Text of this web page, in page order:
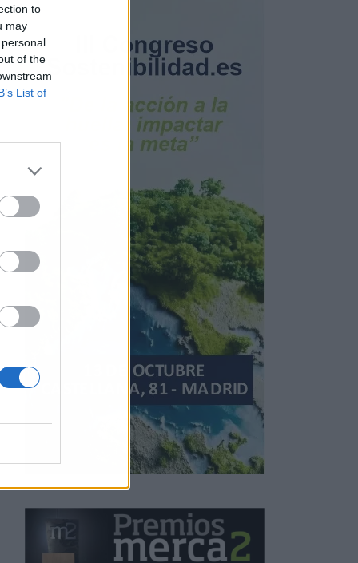
to
may
of the
List of